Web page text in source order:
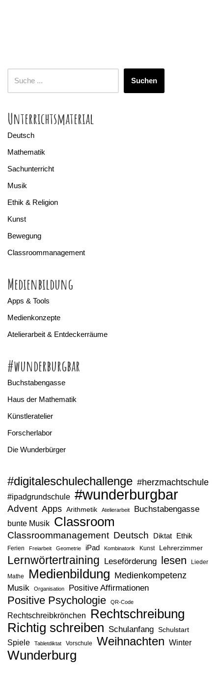
Suchen
Unterrichtsmaterial
Deutsch
Mathematik
Sachunterricht
Musik
Ethik & Religion
Kunst
Bewegung
Classroommanagement
Medienbildung
Apps & Tools
Medienkonzepte
Atelierarbeit & Entdeckerräume
#wunderburgbar
Buchstabengasse
Haus der Mathematik
Künstleratelier
Forscherlabor
Die Wunderbürger
#digitaleschulechallenge #herzmachtschule
#ipadgrundschule #wunderburgbar
Advent Apps Arithmetik Atelierarbeit Buchstabengasse
bunte Musik Classroom
Classroommanagement Deutsch Diktat Ethik
Ferien Freiarbeit Geometrie iPad Kombinatorik Kunst Lehrerzimmer
Lernwörtertraining Leseförderung lesen Lieder
Mathe Medienbildung Medienkompetenz
Musik Organisation Positive Affirmationen
Positive Psychologie QR-Code
Rechtschreibkrönchen Rechtschreibung
Richtig schreiben Schulanfang Schulstart
Spiele Tabletdiktat Vorschule Weihnachten Winter
Wunderburg